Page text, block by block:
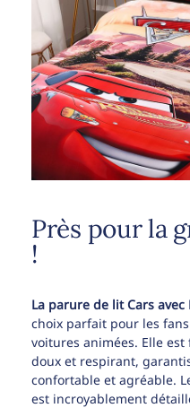
Près pour la
!
La parure de lit Cars
choix parfait pour les
voitures animées. Elle
doux et respirant,
confortable et agréable.
est incroyablement